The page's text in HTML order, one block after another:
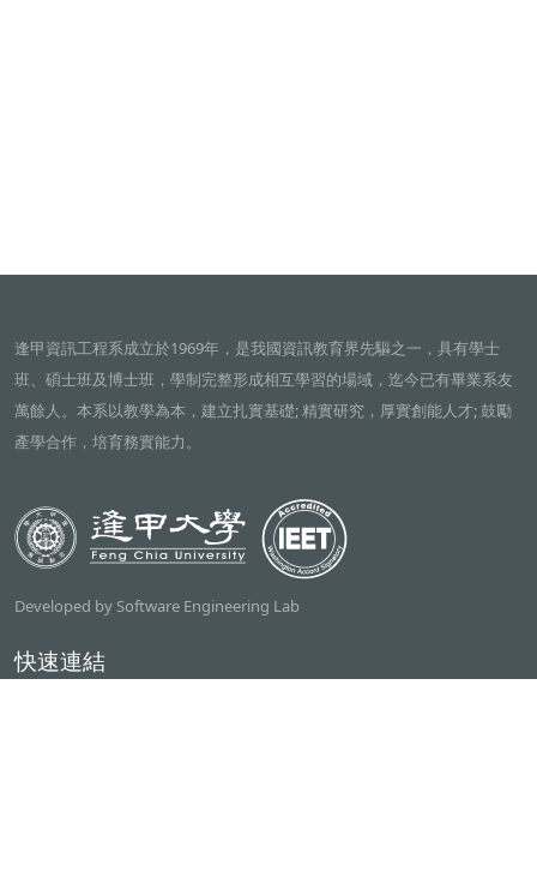
逢甲資訊工程系成立於1969年，是我國資訊教育界先驅之一，具有學士
班、碩士班及博士班，學制完整形成相互學習的場域，迄今已有畢業系友
萬餘人。本系以教學為本，建立扎實基礎; 精實研究，厚實創能人才; 鼓勵
產學合作，培育務實能力。
Developed by Software Engineering Lab
快速連結